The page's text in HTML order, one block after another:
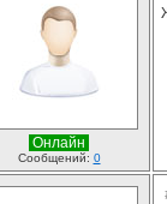
Онлайн
Сообщений: 0